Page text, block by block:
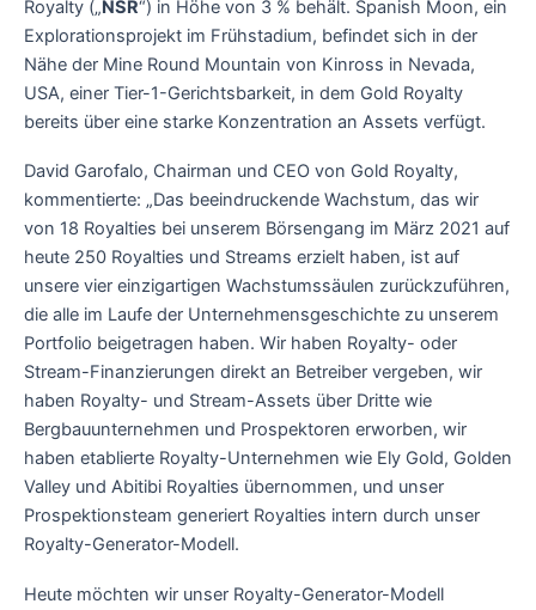
Royalty („NSR“) in Höhe von 3 % behält. Spanish Moon, ein
Explorationsprojekt im Frühstadium, befindet sich in der
Nähe der Mine Round Mountain von Kinross in Nevada,
USA, einer Tier-1-Gerichtsbarkeit, in dem Gold Royalty
bereits über eine starke Konzentration an Assets verfügt.
David Garofalo, Chairman und CEO von Gold Royalty,
kommentierte: „Das beeindruckende Wachstum, das wir
von 18 Royalties bei unserem Börsengang im März 2021 auf
heute 250 Royalties und Streams erzielt haben, ist auf
unsere vier einzigartigen Wachstumssäulen zurückzuführen,
die alle im Laufe der Unternehmensgeschichte zu unserem
Portfolio beigetragen haben. Wir haben Royalty- oder
Stream-Finanzierungen direkt an Betreiber vergeben, wir
haben Royalty- und Stream-Assets über Dritte wie
Bergbauunternehmen und Prospektoren erworben, wir
haben etablierte Royalty-Unternehmen wie Ely Gold, Golden
Valley und Abitibi Royalties übernommen, und unser
Prospektionsteam generiert Royalties intern durch unser
Royalty-Generator-Modell.
Heute möchten wir unser Royalty-Generator-Modell